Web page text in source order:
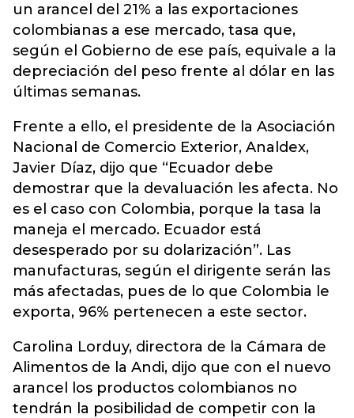
un arancel del 21% a las exportaciones
colombianas a ese mercado, tasa que,
según el Gobierno de ese país, equivale a la
depreciación del peso frente al dólar en las
últimas semanas.
Frente a ello, el presidente de la Asociación
Nacional de Comercio Exterior, Analdex,
Javier Díaz, dijo que “Ecuador debe
demostrar que la devaluación les afecta. No
es el caso con Colombia, porque la tasa la
maneja el mercado. Ecuador está
desesperado por su dolarización”. Las
manufacturas, según el dirigente serán las
más afectadas, pues de lo que Colombia le
exporta, 96% pertenecen a este sector.
Carolina Lorduy, directora de la Cámara de
Alimentos de la Andi, dijo que con el nuevo
arancel los productos colombianos no
tendrán la posibilidad de competir con la